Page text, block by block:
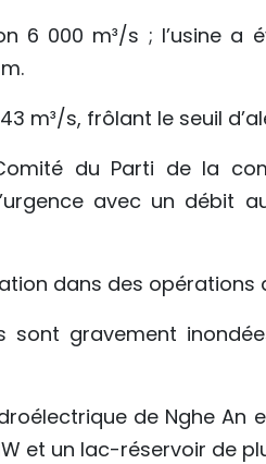
6 000 m³/s ; l’usine a
m³/s, frôlant le seuil
du Parti de la
avec un débit
dans des opérations
sont gravement
de Nghe An
et un lac-réservoir de